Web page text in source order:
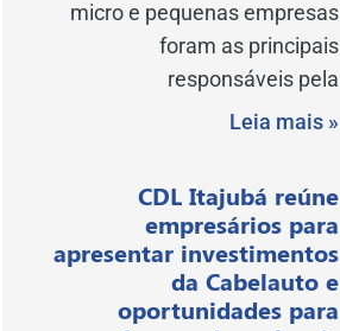
micro e pequenas empresas
foram as principais
responsáveis pela
Leia mais »
CDL Itajubá reúne
empresários para
apresentar investimentos
da Cabelauto e
oportunidades para